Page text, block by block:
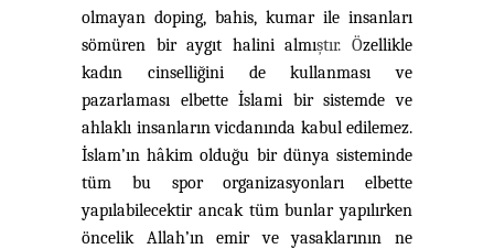
olmayan doping, bahis, kumar ile insanları
sömüren bir aygıt halini almıştır. Özellikle
kadın cinselliğini de kullanması ve
pazarlaması elbette İslami bir sistemde ve
ahlaklı insanların vicdanında kabul edilemez.
İslam’ın hâkim olduğu bir dünya sisteminde
tüm bu spor organizasyonları elbette
yapılabilecektir ancak tüm bunlar yapılırken
öncelik Allah’ın emir ve yasaklarının ne